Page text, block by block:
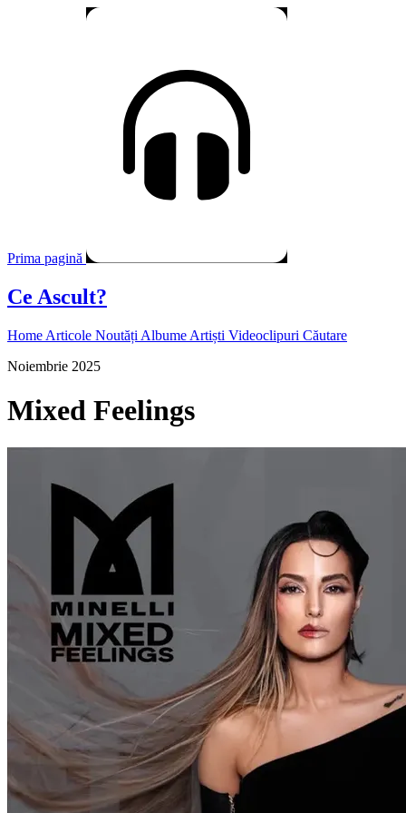
Prima pagină
Ce Ascult?
Home Articole Noutăți Albume Artiști Videoclipuri Căutare
Noiembrie 2025
Mixed Feelings
Pagina externă
Pagina externă
Pagina externă
Pagina externă
Minelli
Videoclipuri